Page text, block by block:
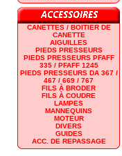
CANETTES / BOITIER DE
CANETTE
AIGUILLES
PIEDS PRESSEURS
PIEDS PRESSEURS PFAFF
335 / PFAFF 1245
PIEDS PRESSEURS DA 367 /
467 / 669 / 767
FILS À BRODER
FILS À COUDRE
LAMPES
MANNEQUINS
MOTEUR
DIVERS
GUIDES
ACC. DE REPASSAGE